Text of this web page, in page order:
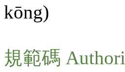
kōng)
規範碼